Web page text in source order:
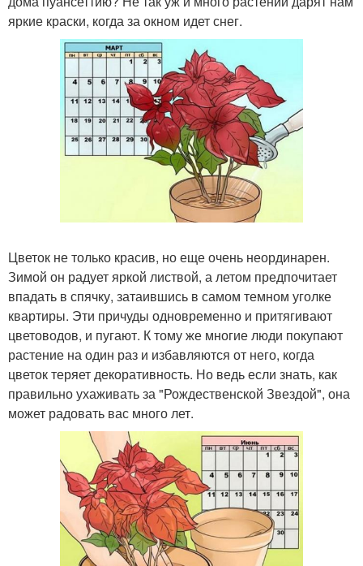
яркие краски, когда за окном идет снег.
Цветок не только красив, но еще очень неординарен.
Зимой он радует яркой листвой, а летом предпочитает
впадать в спячку, затаившись в самом темном уголке
квартиры. Эти причуды одновременно и притягивают
цветоводов, и пугают. К тому же многие люди покупают
растение на один раз и избавляются от него, когда
цветок теряет декоративность. Но ведь если знать, как
правильно ухаживать за "Рождественской Звездой", она
может радовать вас много лет.